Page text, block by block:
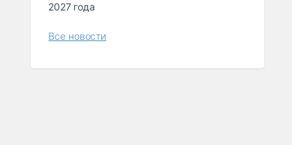
2027 года
Все новости